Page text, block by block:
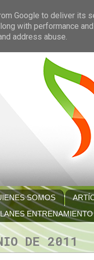
SOMOS
ENTRENAMIENTO
DE 2011
Google to deliver its
with performance
address abuse.